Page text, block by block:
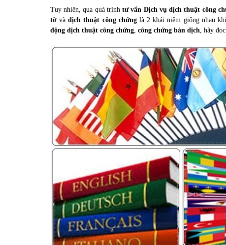
Tuy nhiên, qua quá trìnhtư vấn Dịch vụ dịch thuật công
tờ vàdịch thuật công chứnglà 2 khái niệm giống nhau
động dịch thuật công chứng, công chứng bản dịch, hãy